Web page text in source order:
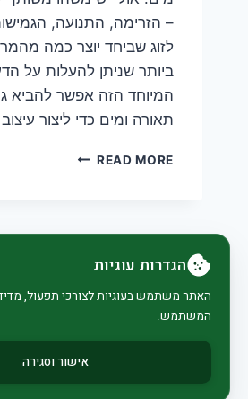
– הזרימה, התנועה,
לזוג שביחד יוצר כמה
ביותר שניתן להעלות על
המיוחד הזה אפשר להביא
תאורה ומים כדי ליצור
READ MOREמים
ותאורה
לעיצובהגדרות עוגיות
האתר משתמש בעוגיות לצורכי תפעול,
המשתמש.
אישור וסגירה